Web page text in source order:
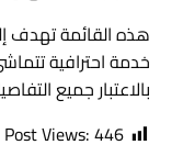
هذه القائمة تهدف
خدمة احترافية
بالاعتبار جميع
Post Views:446